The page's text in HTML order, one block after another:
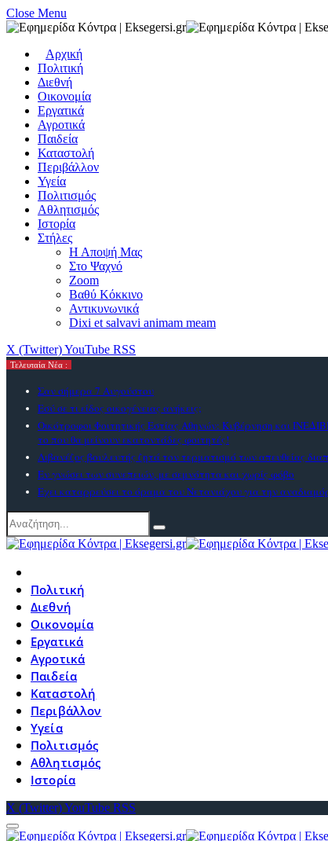
Close Menu
Αρχική
Πολιτική
Διεθνή
Οικονομία
Εργατικά
Αγροτικά
Παιδεία
Καταστολή
Περιβάλλον
Υγεία
Πολιτισμός
Αθλητισμός
Ιστορία
Στήλες
Η Αποψή Μας
Στο Ψαχνό
Zoom
Βαθύ Κόκκινο
Αντικυνωνικά
Dixi et salvavi animam meam
X (Twitter)YouTube RSS
Τελευταία Νέα :
Σαν σήμερα 7 Αυγούστου
Εσύ σε τι είδος οικογένειας ανήκεις;
Οικότροφοι Φοιτητικής Εστίας Αθηνών: Κυβέρνηση και
το που θα μείνουν εκατοντάδες φοιτητές!
Λιβανέζος βουλευτής ζητά τον τερματισμό των απευθείας
Εν γνώσει των συνεπειών, με σεμνότητα και χωρίς φόβο
Εχει καταρρεύσει το όραμα του Νετανιάχου για την
Πολιτική
Διεθνή
Οικονομία
Εργατικά
Αγροτικά
Παιδεία
Καταστολή
Περιβάλλον
Υγεία
Πολιτισμός
Αθλητισμός
Ιστορία
X (Twitter)YouTube RSS